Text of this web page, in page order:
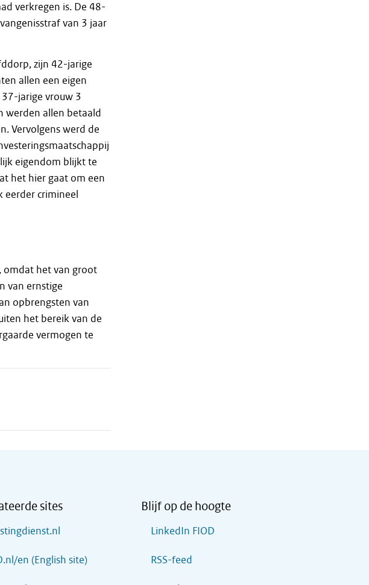
verkregen is. De 48-
van 3 jaar
zijn 42-jarige
allen een eigen
jarige vrouw 3
werden allen betaald
Vervolgens werd de
eigendom blijkt te
het hier gaat om een
eerder crimineel
omdat het van groot
van ernstige
opbrengsten van
het bereik van de
vermogen te
sites
en (English site)
Blijf op de hoogte
LinkedIn FIOD
RSS-feed